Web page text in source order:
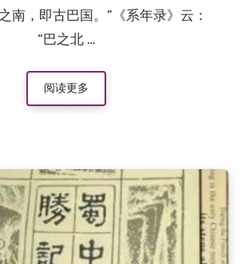
南，即古巴国。”《系年录》云：
“巴之北 …
阅读更多